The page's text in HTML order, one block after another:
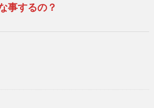
事するの？